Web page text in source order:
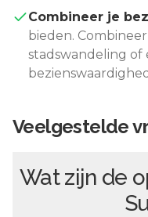
Combineer je
bieden.
stadswandeling of
Veelgestelde
Wat zijn de